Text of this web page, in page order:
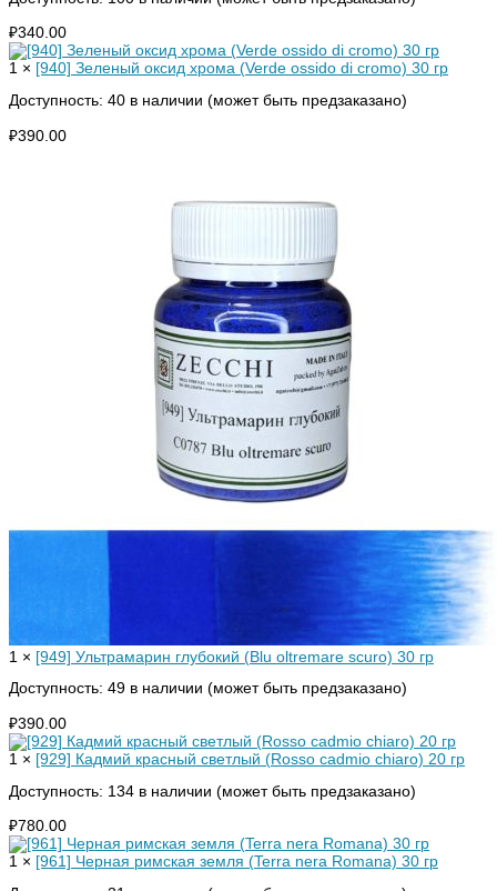
₽340.00
1 × [940] Зеленый оксид хрома (Verde ossido di cromo) 30 гр
Доступность: 40 в наличии (может быть предзаказано)
₽390.00
1 × [949] Ультрамарин глубокий (Blu oltremare scuro) 30 гр
Доступность: 49 в наличии (может быть предзаказано)
₽390.00
1 × [929] Кадмий красный светлый (Rosso cadmio chiaro) 20 гр
Доступность: 134 в наличии (может быть предзаказано)
₽780.00
1 × [961] Черная римская земля (Terra nera Romana) 30 гр